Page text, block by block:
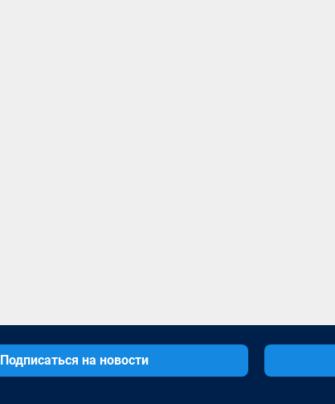
Подписаться на новости